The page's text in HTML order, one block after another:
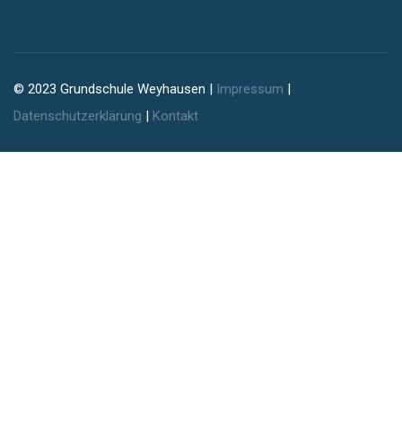
© 2023 Grundschule Weyhausen | Impressum |
Datenschutzerklärung | Kontakt